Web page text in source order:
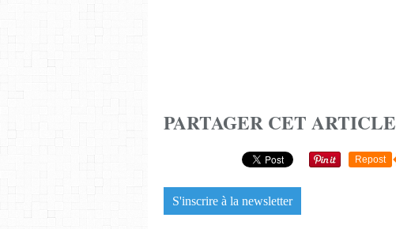
PARTAGER CET ARTICLE
Repost
S'inscrire à la newsletter